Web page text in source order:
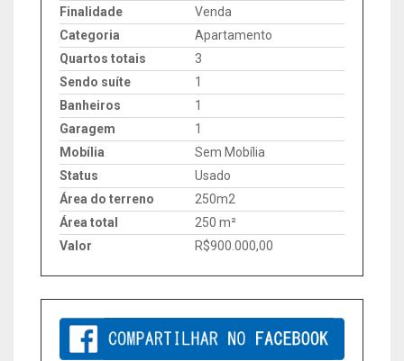
Finalidade
Venda
Categoria
Apartamento
Quartos totais
3
Sendo suíte
1
Banheiros
1
Garagem
1
Mobília
Sem Mobília
Status
Usado
Área do terreno
250m2
Área total
250 m²
Valor
R$900.000,00